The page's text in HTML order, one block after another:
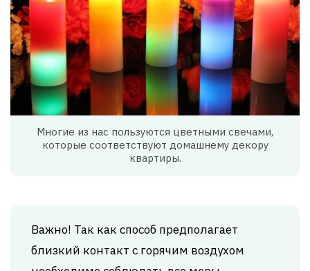
Многие из нас пользуются цветными свечами,
которые соответствуют домашнему декору
квартиры.
Важно! Так как способ предполагает
близкий контакт с горячим воздухом